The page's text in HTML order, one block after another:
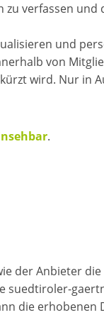
verfassen und
und
von
wird. Nur in
.
der Anbieter
suedtiroler-
die erhobenen